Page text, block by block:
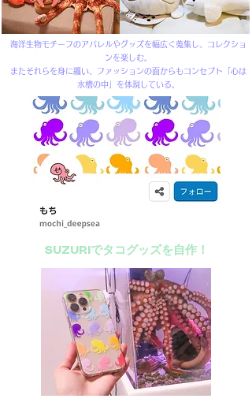
海洋生物モチーフのアパレルやグッズを幅広く蒐集し、コレクショ
ンを楽しむ。
またそれらを身に纏い、ファッションの面からもコンセプト「心は
水槽の中」を体現している。
SUZURIでタコグッズを自作！